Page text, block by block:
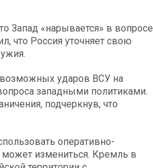
Запад «нарывается» в вопросе
что Россия уточняет свою
возможных ударов ВСУ на
западными политиками.
подчеркнув, что
оперативно-
может измениться. Кремль в